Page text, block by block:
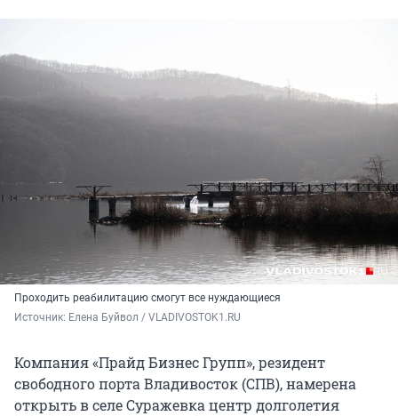
Проходить реабилитацию смогут все нуждающиеся
Источник: Елена Буйвол / VLADIVOSTOK1.RU
Компания «Прайд Бизнес Групп», резидент
свободного порта Владивосток (СПВ), намерена
открыть в селе Суражевка центр долголетия